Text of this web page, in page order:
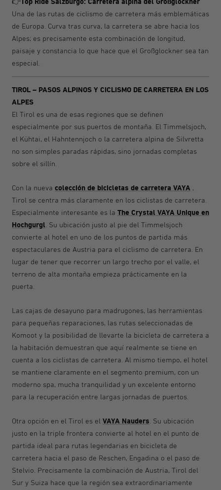
Una de las rutas de ciclismo de carretera más emblemáticas
de Europa. Curva tras curva, la carretera se abre hacia los
Alpes; es precisamente esta combinación de longitud,
paisaje y constancia lo que hace que el Großglockner sea tan
especial.
TIROL – PASOS ALPINOS Y CICLISMO DE CARRETERA EN LOS
ALPES
El Tirol es una de esas regiones que se definen
especialmente por sus puertos de montaña. El Timmelsjoch,
el Kühtai, el Hahntennjoch o la carretera alpina de Silvretta
no son simples paradas rápidas, sino jornadas completas
sobre el sillín.
Con la nueva colección de bicicletas de carretera VAYA ,
Tirol se centra más claramente en los ciclistas de carretera.
Especialmente interesante es la The Crystal VAYA Unique en
Hochgurgl . Su ubicación justo al pie del Timmelsjoch
convierte al hotel en uno de los puntos de partida más
espectaculares de Austria para el ciclismo de carretera. En
lugar de tener que recorrer un largo trecho por el valle, el
terreno de alta montaña empieza prácticamente en la
puerta.
Las cajas de desayuno para madrugones, las herramientas
para pequeñas reparaciones, las rutas seleccionadas de
Komoot y la posibilidad de llevarte la bicicleta de carretera a
la habitación demuestran que aquí realmente se tiene en
cuenta a los ciclistas de carretera. Al mismo tiempo, el hotel
se mantiene claramente en el segmento premium, con un
moderno spa, mucha tranquilidad y un excelente entorno
para la recuperación entre largas jornadas de puertos.
Otra opción en el Tirol es el VAYA Nauders . Su ubicación
justo en la triple frontera convierte al hotel en el punto de
partida ideal para rutas legendarias en bicicleta de
carretera hacia el paso de Reschen, Engadina o el paso de
Stelvio. Precisamente la combinación de Austria, Tirol del
Sur y Suiza hace que la región sea extraordinariamente